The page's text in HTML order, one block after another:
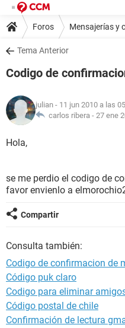
Foros Mensajerías y
Tema Anterior
Codigo de
julian - 11 jun 2010 a las
carlos ribera - 27 ene
Hola,
se me perdio el codigo de
favor envienlo a
Compartir
Consulta también:
Codigo de confirmacion de
Código puk claro
Codigo para eliminar
Código postal de chile
Confirmación de lectura